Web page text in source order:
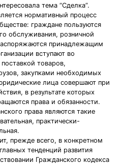
тема “Сделка”.
нормативный процесс
граждане пользуются
обслуживания, розничной
принадлежащим
вступают во
товаров,
закупками необходимых
лица совершают при
в результате которых
права и обязанности.
права являются такие
практически-
прежде всего, в конкретном
тенденций развития
Гражданского кодекса